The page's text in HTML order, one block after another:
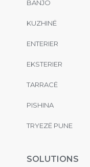
BANJO
KUZHINË
ENTERIER
EKSTERIER
TARRACË
PISHINA
TRYEZË PUNE
SOLUTIONS